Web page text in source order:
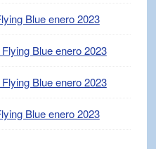
Blue enero 2023
Blue enero 2023
Blue enero 2023
Blue enero 2023